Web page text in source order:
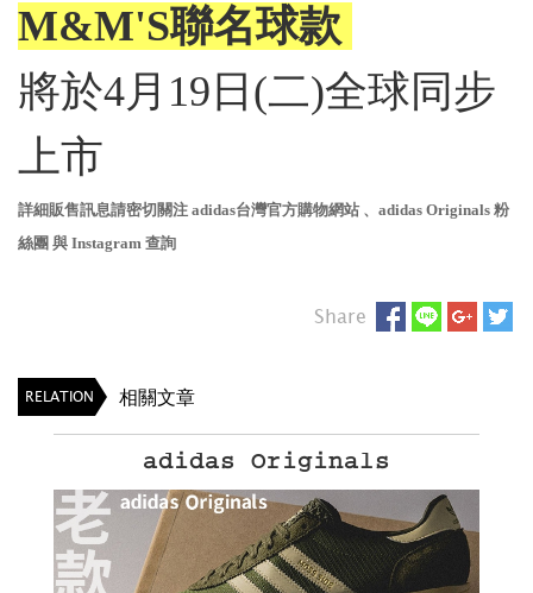
M&M'S聯名球款
將於4月19日(二)全球同步
上市
詳細販售訊息請密切關注 adidas台灣官方購物網站 、 adidas Originals 粉
絲團 與 Instagram 查詢
Share
RELATION 相關文章
adidas Originals